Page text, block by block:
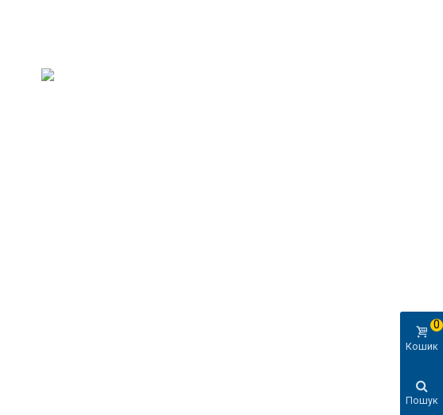
Кошик
0
Пошук